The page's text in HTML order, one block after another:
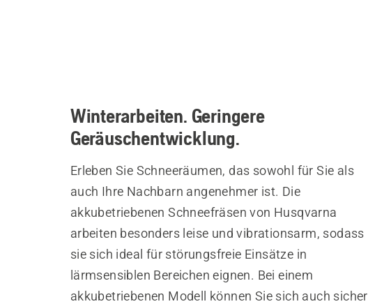
Winterarbeiten. Geringere
Geräuschentwicklung.
Erleben Sie Schneeräumen, das sowohl für Sie als
auch Ihre Nachbarn angenehmer ist. Die
akkubetriebenen Schneefräsen von Husqvarna
arbeiten besonders leise und vibrationsarm, sodass
sie sich ideal für störungsfreie Einsätze in
lärmsensiblen Bereichen eignen. Bei einem
akkubetriebenen Modell können Sie sich auch sicher